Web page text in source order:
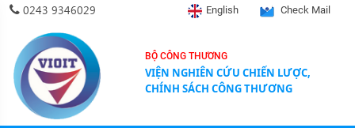
0243 9346029 English Check Mail
BỘ CÔNG THƯƠNG
VIỆN NGHIÊN CỨU CHIẾN LƯỢC,
CHÍNH SÁCH CÔNG THƯƠNG